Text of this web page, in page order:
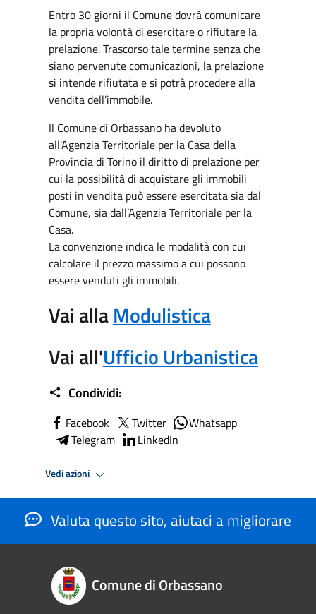
Entro 30 giorni il Comune dovrà comunicare
la propria volontà di esercitare o rifiutare la
prelazione. Trascorso tale termine senza che
siano pervenute comunicazioni, la prelazione
si intende rifiutata e si potrà procedere alla
vendita dell’immobile.
Il Comune di Orbassano ha devoluto
all'Agenzia Territoriale per la Casa della
Provincia di Torino il diritto di prelazione per
cui la possibilità di acquistare gli immobili
posti in vendita può essere esercitata sia dal
Comune, sia dall’Agenzia Territoriale per la
Casa.
La convenzione indica le modalità con cui
calcolare il prezzo massimo a cui possono
essere venduti gli immobili.
Vai allaModulistica
Vai all'Ufficio Urbanistica
Condividi:
Facebook Twitter
Whatsapp
Telegram
LinkedIn
Vedi azioni
Valuta questo sito, aiutaci a migliorare
Comune di Orbassano